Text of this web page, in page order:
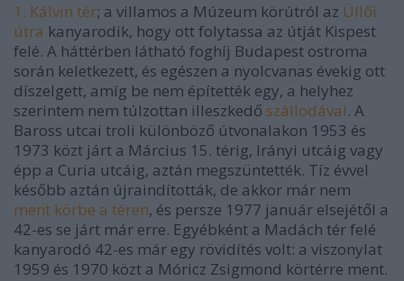
1. Kálvin tér; a villamos a Múzeum körútról az Üllői
útra kanyarodik, hogy ott folytassa az útját Kispest
felé. A háttérben látható foghíj Budapest ostroma
során keletkezett, és egészen a nyolcvanas évekig ott
díszelgett, amíg be nem építették egy, a helyhez
szerintem nem túlzottan illeszkedő szállodával. A
Baross utcai troli különböző útvonalakon 1953 és
1973 közt járt a Március 15. térig, Irányi utcáig vagy
épp a Curia utcáig, aztán megszüntették. Tíz évvel
később aztán újraindították, de akkor már nem
ment körbe a téren, és persze 1977 január elsejétől a
42-es se járt már erre. Egyébként a Madách tér felé
kanyarodó 42-es már egy rövidítés volt: a viszonylat
1959 és 1970 közt a Móricz Zsigmond körtérre ment.